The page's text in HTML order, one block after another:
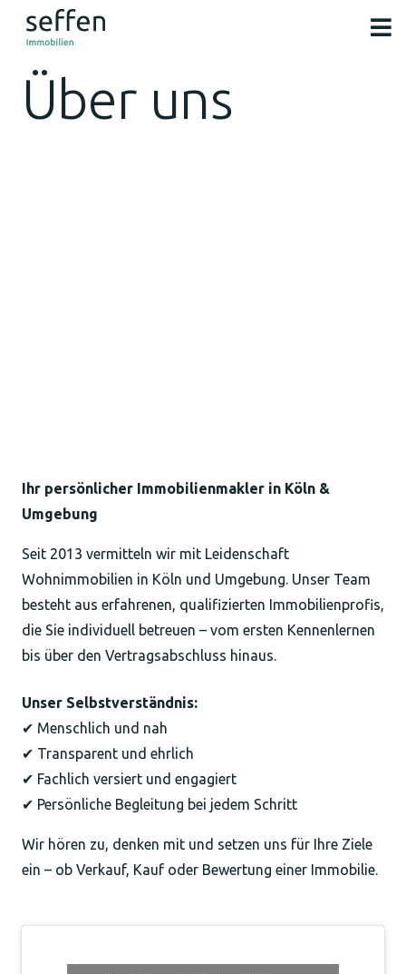
Über uns
Ihr persönlicher Immobilienmakler in Köln &
Umgebung
Seit 2013 vermitteln wir mit Leidenschaft
Wohnimmobilien in Köln und Umgebung. Unser Team
besteht aus erfahrenen, qualifizierten Immobilienprofis,
die Sie individuell betreuen – vom ersten Kennenlernen
bis über den Vertragsabschluss hinaus.
Unser Selbstverständnis:
✔ Menschlich und nah
✔ Transparent und ehrlich
✔ Fachlich versiert und engagiert
✔ Persönliche Begleitung bei jedem Schritt
Wir hören zu, denken mit und setzen uns für Ihre Ziele
ein – ob Verkauf, Kauf oder Bewertung einer Immobilie.